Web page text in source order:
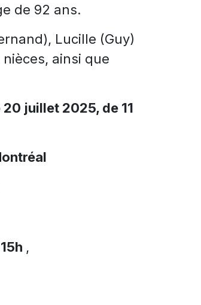
de 92 ans.
Lucille (Guy)
ainsi que
juillet 2025, de 11
,